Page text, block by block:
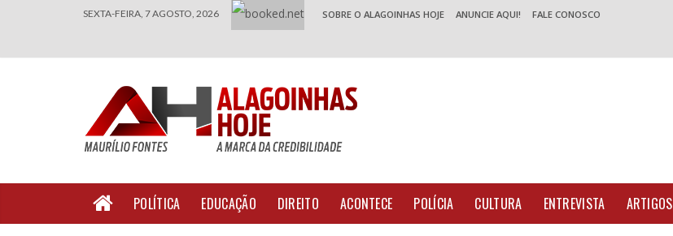
SEXTA-FEIRA, 7 AGOSTO, 2026 SOBRE O ALAGOINHAS HOJE ANUNCIE AQUI! FALE CONOSCO
POLÍTICA EDUCAÇÃO DIREITO ACONTECE POLÍCIA CULTURA ENTREVISTA ARTIGOS